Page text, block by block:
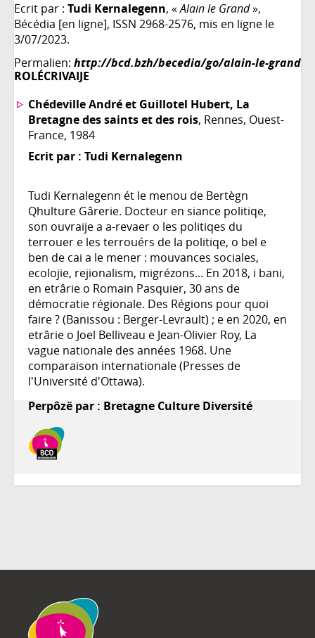
Ecrit par : Tudi Kernalegenn, «Alain le Grand»,
Bécédia [en ligne], ISSN 2968-2576, mis en ligne le
3/07/2023.
Permalien: http://bcd.bzh/becedia/go/alain-le-grand
ROLÉCRIVAIJE
Chédeville André et Guillotel Hubert, La
Bretagne des saints et des rois, Rennes, Ouest-
France, 1984
Ecrit par : Tudi Kernalegenn
Tudi Kernalegenn ét le menou de Bertègn
Qhulture Gârerie. Docteur en siance politiqe,
son ouvraije a a-revaer o les politiqes du
terrouer e les terrouérs de la politiqe, o bel e
ben de cai a le mener : mouvances sociales,
ecolojie, rejionalism, migrézons... En 2018, i bani,
en etrârie o Romain Pasquier, 30 ans de
démocratie régionale. Des Régions pour quoi
faire ? (Banissou : Berger-Levrault) ; e en 2020, en
etrârie o Joel Belliveau e Jean-Olivier Roy, La
vague nationale des années 1968. Une
comparaison internationale (Presses de
l'Université d'Ottawa).
Perpôzë par : Bretagne Culture Diversité